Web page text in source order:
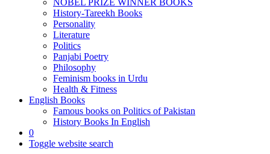
NOBEL PRIZE WINNER BOOKS
History-Tareekh Books
Personality
Literature
Politics
Panjabi Poetry
Philosophy
Feminism books in Urdu
Health & Fitness
English Books
Famous books on Politics of Pakistan
History Books In English
0
Toggle website search